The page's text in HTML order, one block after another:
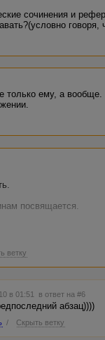
сочинения и
только ему, а
посвящается.
ветку
в 01:51 в ответ на #6
абзац))))
/ Скрыть ветку